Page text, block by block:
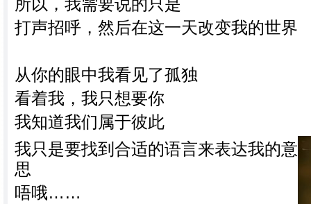
所以，我需要说的只是
打声招呼，然后在这一天改变我的世界
从你的眼中我看见了孤独
看着我，我只想要你
我知道我们属于彼此
我只是要找到合适的语言来表达我的意
思
唔哦……